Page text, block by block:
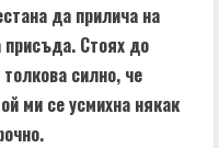
да прилича на
присъда. Стоях до
силно, че
ми се усмихна някак